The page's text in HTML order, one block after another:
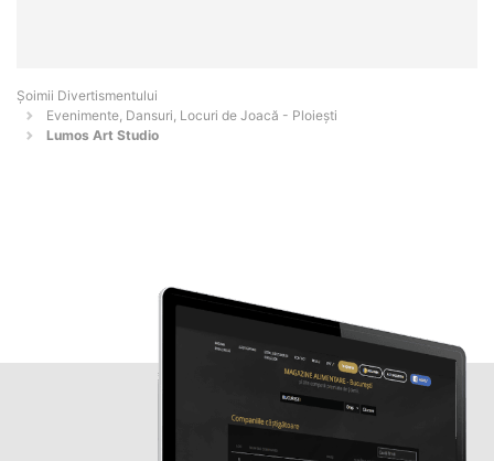
Şoimii Divertismentului
Evenimente, Dansuri, Locuri de Joacă - Ploieşti
Lumos Art Studio